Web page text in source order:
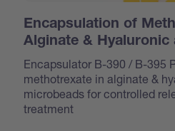
Encapsulation of
Alginate & Hyaluronic
Encapsulator B-390 / B-395
methotrexate in alginate &
microbeads for controlled
treatment